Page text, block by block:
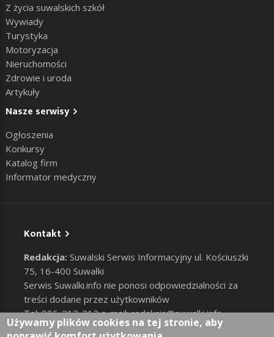
Z życia suwalskich szkół
Wywiady
Turystyka
Motoryzacja
Nieruchomości
Zdrowie i uroda
Artykuły
Nasze serwisy
Ogłoszenia
Konkursy
Katalog firm
Informator medyczny
Kontakt
Redakcja: Suwalski Serwis Informacyjny ul. Kościuszki
75, 16-400 Suwałki
Serwis Suwalki.info nie ponosi odpowiedzialności za
treści dodane przez użytkowników
Tel: 885-212-212 e-mail:redakcja@suwalki.info,
reklama@suwalki.info
Używamy plików cookies na tej stronie, aby